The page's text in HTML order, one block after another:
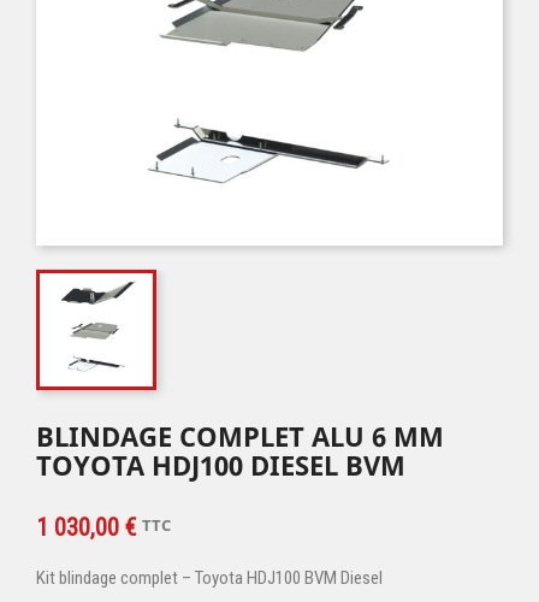
BLINDAGE COMPLET ALU 6 MM
TOYOTA HDJ100 DIESEL BVM
1 030,00 € TTC
Kit blindage complet – Toyota HDJ100 BVM Diesel